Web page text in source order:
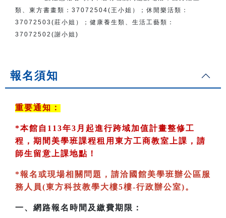
類、東方書畫類： 37072504(王小姐） ； 休閒樂活類：
37072503(莊小姐）； 健康養生類、生活工藝類：
37072502(謝小姐)
報名須知
重要通知：
*本館自113年3月起進行跨域加值計畫整修工
程，期間美學班課程租用東方工商教室
上課，請
師生留意上課地點！
*報名或現場相關問題，請洽國館美學班辦公區服
務人員(東方科技教學大樓5樓-行政辦公室)。
一、 網路報名時間及繳費期限：